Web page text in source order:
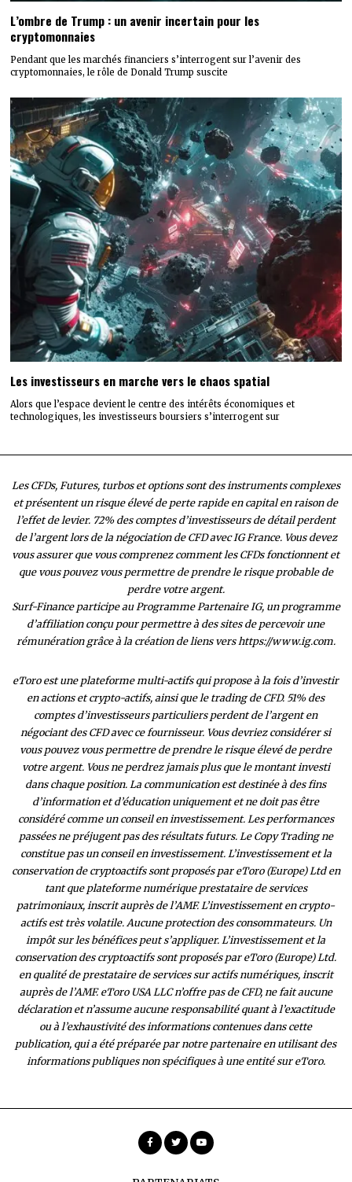
L’ombre de Trump : un avenir incertain pour les
cryptomonnaies
Pendant que les marchés financiers s’interrogent sur l’avenir des
cryptomonnaies, le rôle de Donald Trump suscite
Les investisseurs en marche vers le chaos spatial
Alors que l’espace devient le centre des intérêts économiques et
technologiques, les investisseurs boursiers s’interrogent sur
Les CFDs, Futures, turbos et options sont des instruments complexes
et présentent un risque élevé de perte rapide en capital en raison de
l’effet de levier. 72% des comptes d’investisseurs de détail perdent
de l’argent lors de la négociation de CFD avec IG France. Vous devez
vous assurer que vous comprenez comment les CFDs fonctionnent et
que vous pouvez vous permettre de prendre le risque probable de
perdre votre argent.
Surf-Finance participe au Programme Partenaire IG, un programme
d’affiliation conçu pour permettre à des sites de percevoir une
rémunération grâce à la création de liens vers https://www.ig.com.
eToro est une plateforme multi-actifs qui propose à la fois d’investir
en actions et crypto-actifs, ainsi que le trading de CFD. 51% des
comptes d’investisseurs particuliers perdent de l’argent en
négociant des CFD avec ce fournisseur. Vous devriez considérer si
vous pouvez vous permettre de prendre le risque élevé de perdre
votre argent. Vous ne perdrez jamais plus que le montant investi
dans chaque position. La communication est destinée à des fins
d’information et d’éducation uniquement et ne doit pas être
considéré comme un conseil en investissement. Les performances
passées ne préjugent pas des résultats futurs. Le Copy Trading ne
constitue pas un conseil en investissement. L’investissement et la
conservation de cryptoactifs sont proposés par eToro (Europe) Ltd en
tant que plateforme numérique prestataire de services
patrimoniaux, inscrit auprès de l’AMF. L’investissement en crypto-
actifs est très volatile. Aucune protection des consommateurs. Un
impôt sur les bénéfices peut s’appliquer. L’investissement et la
conservation des cryptoactifs sont proposés par eToro (Europe) Ltd.
en qualité de prestataire de services sur actifs numériques, inscrit
auprès de l’AMF. eToro USA LLC n’offre pas de CFD, ne fait aucune
déclaration et n’assume aucune responsabilité quant à l’exactitude
ou à l’exhaustivité des informations contenues dans cette
publication, qui a été préparée par notre partenaire en utilisant des
informations publiques non spécifiques à une entité sur eToro.